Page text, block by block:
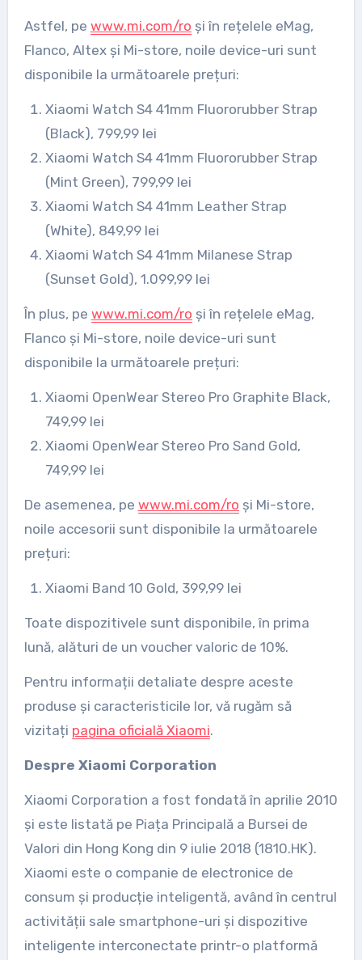
Astfel, pe www.mi.com/ro și în rețelele eMag,
Flanco, Altex și Mi-store, noile device-uri sunt
disponibile la următoarele prețuri:
Xiaomi Watch S4 41mm Fluororubber Strap
(Black), 799,99 lei
Xiaomi Watch S4 41mm Fluororubber Strap
(Mint Green), 799,99 lei
Xiaomi Watch S4 41mm Leather Strap
(White), 849,99 lei
Xiaomi Watch S4 41mm Milanese Strap
(Sunset Gold), 1.099,99 lei
În plus, pe www.mi.com/ro și în rețelele eMag,
Flanco și Mi-store, noile device-uri sunt
disponibile la următoarele prețuri:
Xiaomi OpenWear Stereo Pro Graphite Black,
749,99 lei
Xiaomi OpenWear Stereo Pro Sand Gold,
749,99 lei
De asemenea, pe www.mi.com/ro și Mi-store,
noile accesorii sunt disponibile la următoarele
prețuri:
Xiaomi Band 10 Gold, 399,99 lei
Toate dispozitivele sunt disponibile, în prima
lună, alături de un voucher valoric de 10%.
Pentru informații detaliate despre aceste
produse și caracteristicile lor, vă rugăm să
vizitați pagina oficială Xiaomi.
Despre Xiaomi Corporation
Xiaomi Corporation a fost fondată în aprilie 2010
și este listată pe Piața Principală a Bursei de
Valori din Hong Kong din 9 iulie 2018 (1810.HK).
Xiaomi este o companie de electronice de
consum și producție inteligentă, având în centrul
activității sale smartphone-uri și dispozitive
inteligente interconectate printr-o platformă